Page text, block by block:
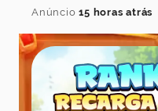
Anúncio 15 horas atrás